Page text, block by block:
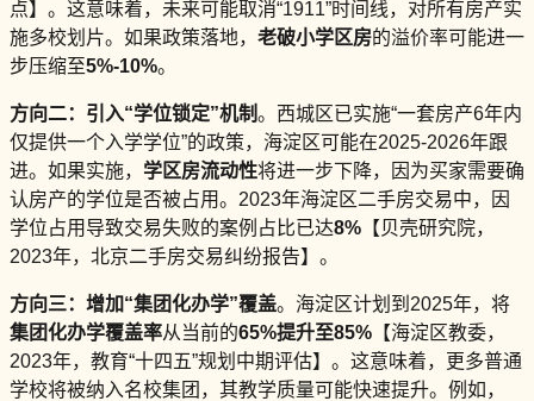
点】。这意味着，未来可能取消“1911”时间线，对所有房产实
施多校划片。如果政策落地， 老破小学区房的溢价率可能进一
步压缩至5%-10%。
方向二：引入“学位锁定”机制。西城区已实施“一套房产6年内
仅提供一个入学学位”的政策，海淀区可能在2025-2026年跟
进。如果实施， 学区房流动性将进一步下降，因为买家需要确
认房产的学位是否被占用。2023年海淀区二手房交易中，因
学位占用导致交易失败的案例占比已达8% 【贝壳研究院，
2023年，北京二手房交易纠纷报告】。
方向三：增加“集团化办学”覆盖。海淀区计划到2025年，将
集团化办学覆盖率从当前的65%提升至85% 【海淀区教委，
2023年，教育“十四五”规划中期评估】。这意味着，更多普通
学校将被纳入名校集团，其教学质量可能快速提升。例如，